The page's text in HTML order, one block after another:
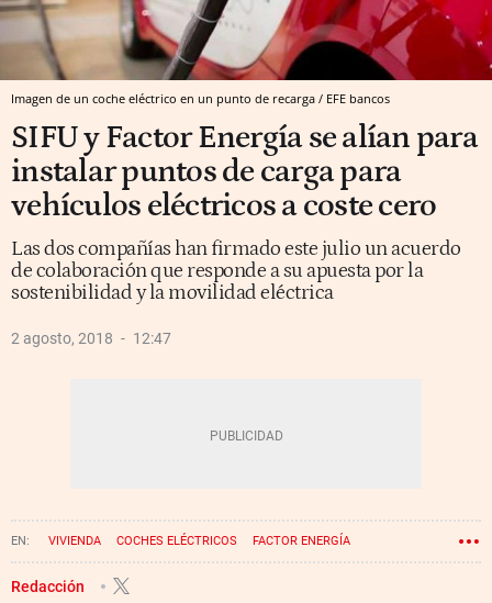
Imagen de un coche eléctrico en un punto de recarga / EFE bancos
SIFU y Factor Energía se alían para
instalar puntos de carga para
vehículos eléctricos a coste cero
Las dos compañías han firmado este julio un acuerdo
de colaboración que responde a su apuesta por la
sostenibilidad y la movilidad eléctrica
2 agosto, 2018 12:47
VIVIENDA COCHES ELÉCTRICOS FACTOR ENERGÍA
Redacción